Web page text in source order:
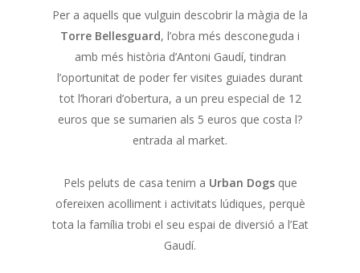
Per a aquells que vulguin descobrir la màgia de la
Torre Bellesguard, l’obra més desconeguda i
amb més història d’Antoni Gaudí, tindran
l’oportunitat de poder fer visites guiades durant
tot l’horari d’obertura, a un preu especial de 12
euros que se sumarien als 5 euros que costa l?
entrada al market.
Pels peluts de casa tenim a Urban Dogsque
ofereixen acolliment i activitats lúdiques, perquè
tota la família trobi el seu espai de diversió a l’Eat
Gaudí.